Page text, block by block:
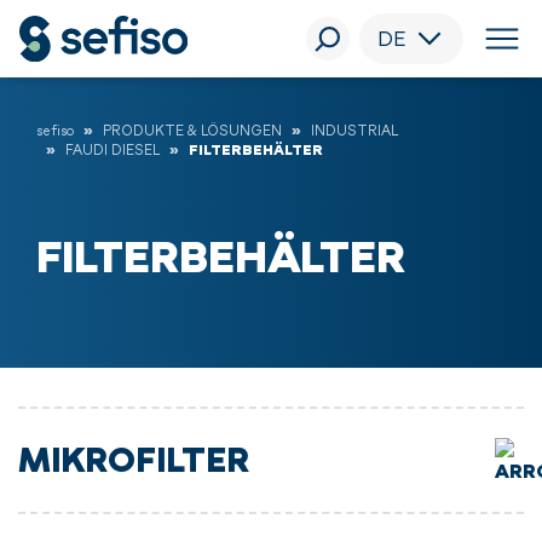
DE
sefiso PRODUKTE & LÖSUNGEN
INDUSTRIAL
FAUDI DIESEL
FILTERBEHÄLTER
FILTERBEHÄLTER
MIKROFILTER